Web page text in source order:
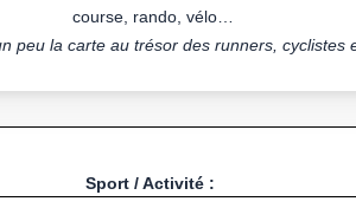
course, rando, vélo…
peu la carte au trésor des runners, cyclistes
Sport / Activité :